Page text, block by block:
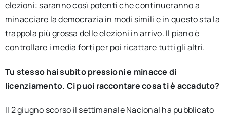
elezioni: saranno così potenti che continueranno a
minacciare la democrazia in modi simili e in questo sta la
trappola più grossa delle elezioni in arrivo. Il piano è
controllare i media forti per poi ricattare tutti gli altri.
Tu stesso hai subito pressioni e minacce di
licenziamento. Ci puoi raccontare cosa ti è accaduto?
Il 2 giugno scorso il settimanale Nacional ha pubblicato